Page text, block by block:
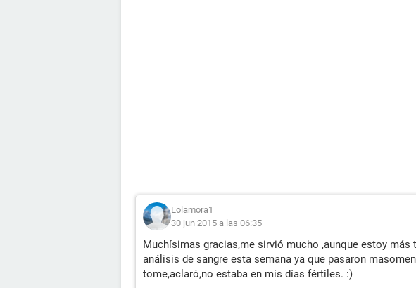
Lolamora1
30 jun 2015 a las 06:35
Muchísimas gracias,me sirvió mucho ,aunque estoy más
análisis de sangre esta semana ya que pasaron
tome,aclaró,no estaba en mis días fértiles. :)